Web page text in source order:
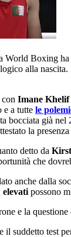
World Boxing
alla
Imane Khelif
e a tutte le
bocciata già nel
la
detto da
che
anche dalla
elevati possono
e la questione
suddetto test